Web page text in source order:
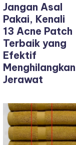
Jangan Asal
Pakai, Kenali
13 Acne Patch
Terbaik yang
Efektif
Menghilangkan
Jerawat